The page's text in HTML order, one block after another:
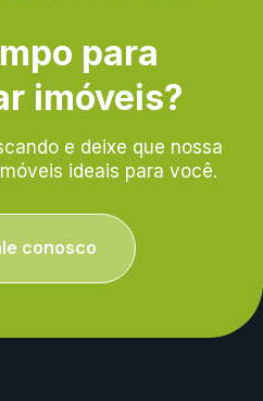
para
imóveis?
e deixe que nossa
ideais para você.
conosco